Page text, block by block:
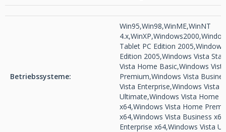
Betriebssysteme:
Win95,Win98,WinME,WinNT
Tablet PC Edition
Edition 2005,Windows Vista
Vista Home Basic,Windows
Premium,Windows Vista
Vista Enterprise,Windows Vista
Ultimate,Windows Vista Home
x64,Windows Vista Home
x64,Windows Vista Business
Enterprise x64,Windows Vista